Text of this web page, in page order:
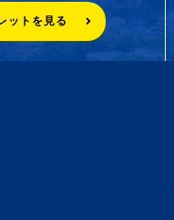
ットを見る